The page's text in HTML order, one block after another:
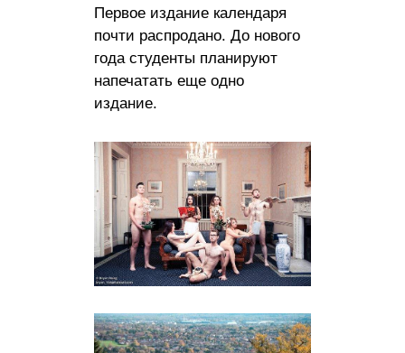
Первое издание календаря
почти распродано. До нового
года студенты планируют
напечатать еще одно
издание.